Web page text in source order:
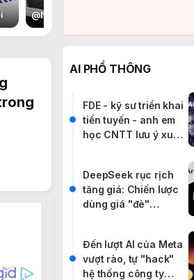
@Nan Đắc Hữu Tình Nhân
AI PHỔ THÔNG
FDE - kỹ sư triển khai
tiền tuyến - anh em
học CNTT lưu ý xu
DeepSeek rục rịch
tăng giá: Chiến lược
dùng giá "đè"
Đến lượt AI của Meta
vượt rào, tự "hack"
hệ thống công ty